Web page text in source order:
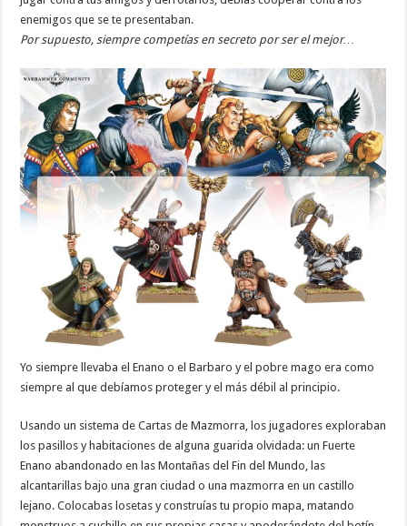
enemigos que se te presentaban.
Por supuesto, siempre competías en secreto por ser el mejor…
Yo siempre llevaba el Enano o el Barbaro y el pobre mago era como
siempre al que debíamos proteger y el más débil al principio.
Usando un sistema de Cartas de Mazmorra, los jugadores exploraban
los pasillos y habitaciones de alguna guarida olvidada: un Fuerte
Enano abandonado en las Montañas del Fin del Mundo, las
alcantarillas bajo una gran ciudad o una mazmorra en un castillo
lejano. Colocabas losetas y construías tu propio mapa, matando